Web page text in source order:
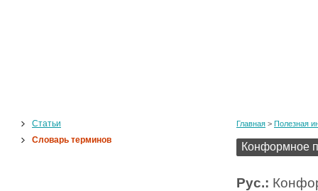
Статьи
Словарь терминов
Главная > Полезная
Конформное
Рус.: